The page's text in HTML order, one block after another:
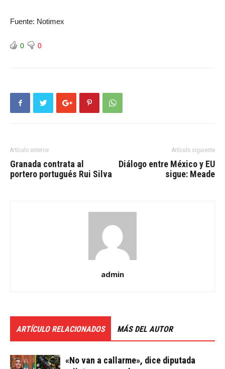
Fuente: Notimex
0 0
Artículo anterior
Granada contrata al
portero portugués Rui Silva
Artículo siguiente
Diálogo entre México y EU
sigue: Meade
admin
ARTÍCULO RELACIONADOS MÁS DEL AUTOR
«No van a callarme», dice diputada